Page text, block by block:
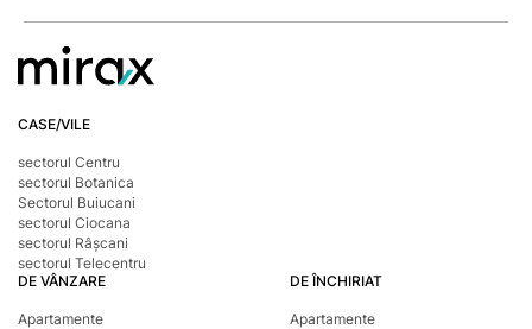
CASE/VILE
sectorul Centru
sectorul Botanica
Sectorul Buiucani
sectorul Ciocana
sectorul Râșcani
sectorul Telecentru
DE VÂNZARE
Apartamente
DE ÎNCHIRIAT
Apartamente